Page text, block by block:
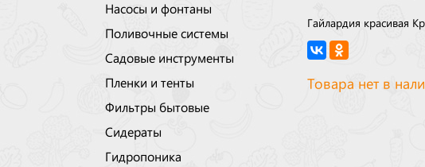
Насосы и фонтаны
Поливочные системы
Садовые инструменты
Пленки и тенты
Фильтры бытовые
Сидераты
Гидропоника
Гайлардия красивая
Товара нет в